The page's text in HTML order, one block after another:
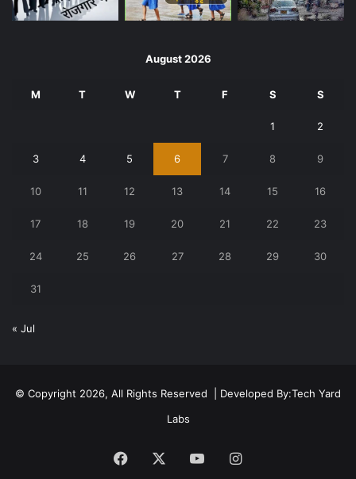
August 2026
M T W T F S S
1 2
3 4 5 6 7 8 9
10 11 12 13 14 15 16
17 18 19 20 21 22 23
24 25 26 27 28 29 30
31
« Jul
© Copyright 2026, All Rights Reserved | Developed By:Tech Yard
Labs
Facebook YouTubeInstagram